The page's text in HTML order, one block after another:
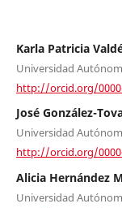
Karla Patricia
Universidad
http://orcid.org/
José González-
Universidad
http://orcid.org/
Alicia Hernández
Universidad